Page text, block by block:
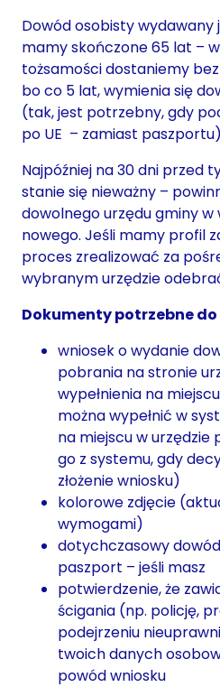
Dowód osobisty wydawany
mamy skończone 65 lat –
tożsamości dostaniemy
bo co 5 lat, wymienia się
(tak, jest potrzebny, gdy
po UE – zamiast
Najpóźniej na 30 dni przed
stanie się nieważny –
dowolnego urzędu gminy w
nowego. Jeśli mamy profil
proces zrealizować za
wybranym urzędzie
Dokumenty potrzebne do
wniosek o wydanie
pobrania na stronie
wypełnienia na
można wypełnić w
na miejscu w urzędzie
go z systemu, gdy
złożenie wniosku)
kolorowe zdjęcie
wymogami)
dotychczasowy
paszport – jeśli masz
potwierdzenie, że
ścigania (np. policję,
podejrzeniu
twoich danych
powód wniosku